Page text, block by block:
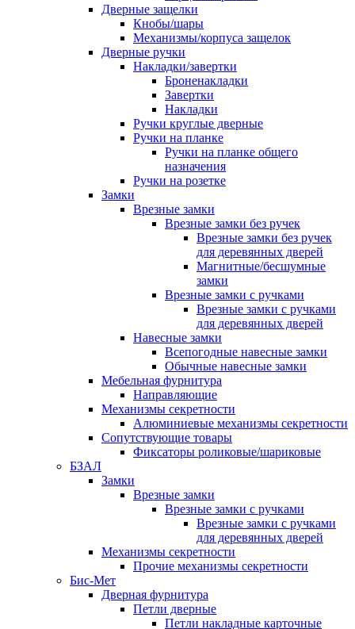
Дверные защелки
Кнобы/шары
Механизмы/корпуса защелок
Дверные ручки
Накладки/завертки
Броненакладки
Завертки
Накладки
Ручки круглые дверные
Ручки на планке
Ручки на планке общего
назначения
Ручки на розетке
Замки
Врезные замки
Врезные замки без ручек
Врезные замки без ручек
для деревянных дверей
Магнитные/бесшумные
замки
Врезные замки с ручками
Врезные замки с ручками
для деревянных дверей
Навесные замки
Всепогодные навесные замки
Обычные навесные замки
Мебельная фурнитура
Направляющие
Механизмы секретности
Алюминиевые механизмы секретности
Сопутствующие товары
Фиксаторы роликовые/шариковые
БЗАЛ
Замки
Врезные замки
Врезные замки с ручками
Врезные замки с ручками
для деревянных дверей
Механизмы секретности
Прочие механизмы секретности
Бис-Мет
Дверная фурнитура
Петли дверные
Петли накладные карточные